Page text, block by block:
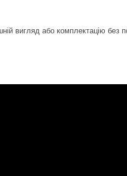
вигляд або комплектацію без